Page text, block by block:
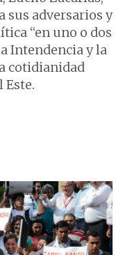
sus adversarios y
“en uno o dos
Intendencia y la
cotidianidad